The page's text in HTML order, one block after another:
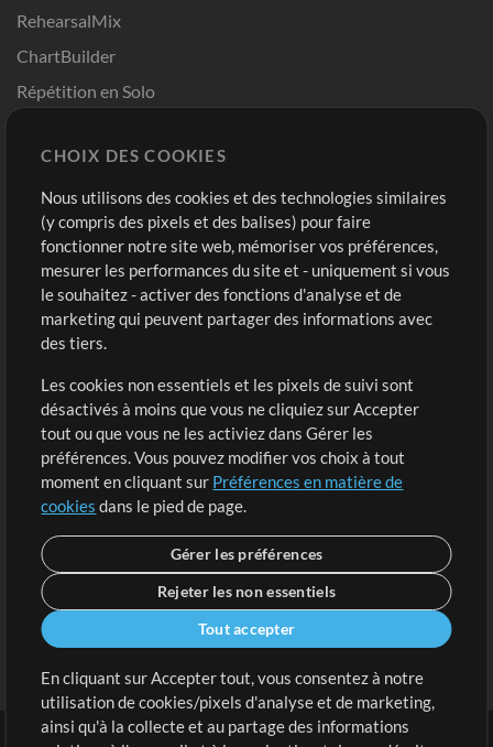
RehearsalMix
ChartBuilder
Répétition en Solo
Modèles ProPresenter
Sons
Boutique
Acheter des crédits
Contenu gratuit
Demander les pistes
Extras
Sessions
Soumettre votre contenu
Listes de lecture
Conférence MT
Compte
Connexion
S'inscrire
CHOIX DES COOKIES
Nous utilisons des cookies et des technologies similaires
(y compris des pixels et des balises) pour faire
fonctionner notre site web, mémoriser vos préférences,
mesurer les performances du site et - uniquement si vous
le souhaitez - activer des fonctions d'analyse et de
marketing qui peuvent partager des informations avec
des tiers.
Les cookies non essentiels et les pixels de suivi sont
désactivés à moins que vous ne cliquiez sur Accepter
tout ou que vous ne les activiez dans Gérer les
préférences. Vous pouvez modifier vos choix à tout
moment en cliquant sur Préférences en matière de
cookies dans le pied de page.
Gérer les préférences
Rejeter les non essentiels
Tout accepter
En cliquant sur Accepter tout, vous consentez à notre
utilisation de cookies/pixels d'analyse et de marketing,
ainsi qu'à la collecte et au partage des informations